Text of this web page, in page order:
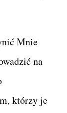
Mnie
na
którzy je